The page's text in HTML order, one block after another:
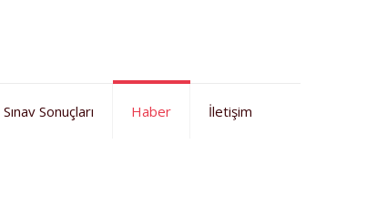
Sınav Sonuçları Haber İletişim